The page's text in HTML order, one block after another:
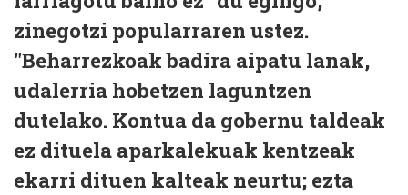
zinegotzi popularraren ustez.
"Beharrezkoak badira aipatu lanak,
udalerria hobetzen laguntzen
dutelako. Kontua da gobernu taldeak
ez dituela aparkalekuak kentzeak
ekarri dituen kalteak neurtu; ezta